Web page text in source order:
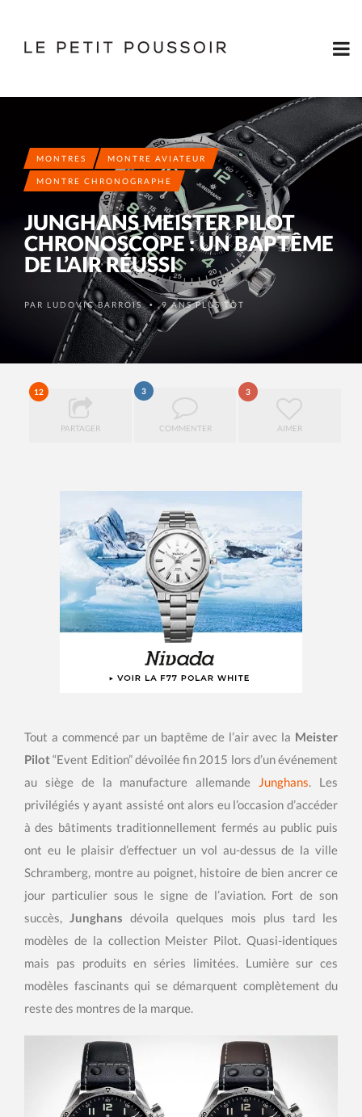
MONTRES MONTRE AVIATEUR
MONTRE CHRONOGRAPHE
JUNGHANS MEISTER PILOT
CHRONOSCOPE : UN BAPTÊME
DE L’AIR RÉUSSI
PAR LUDOVIC BARROIS•9 ANS PLUS TÔT
12
PARTAGER
3
COMMENTER
3
AIMER
Tout a commencé par un baptême de l’air avec la Meister
Pilot“Event Edition” dévoilée fin 2015 lors d’un événement
au siège de la manufacture allemande Junghans. Les
privilégiés y ayant assisté ont alors eu l’occasion d’accéder
à des bâtiments traditionnellement fermés au public puis
ont eu le plaisir d’effectuer un vol au-dessus de la ville
Schramberg, montre au poignet, histoire de bien ancrer ce
jour particulier sous le signe de l’aviation. Fort de son
succès, Junghans dévoila quelques mois plus tard les
modèles de la collection Meister Pilot. Quasi-identiques
mais pas produits en séries limitées. Lumière sur ces
modèles fascinants qui se démarquent complètement du
reste des montres de la marque.